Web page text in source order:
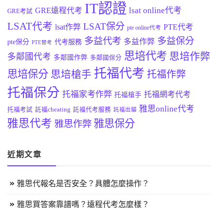
GRE考試 GRE遠程代考 IT認證 lsat online代考
LSAT代考 lsat作弊 LSAT保分 pte online代考 PTE代考
pte保分 PTE替考 代考服務 多益代考 多益作弊 多益保分
多鄰國代考 多鄰國作弊 多鄰國保分 思培代考 思培作弊
思培保分 思培槍手 托福代考 托福作弊
托福保分 托福家考作弊 托福槍手 托福網考代考
托福考試 託福cheating 託福代考服務 託福出貓 雅思online代考
雅思代考 雅思作弊 雅思保分
近期文章
雅思代報名是否安全？具體怎麼操作？
雅思買答案靠譜嗎？遠程代考怎麼樣？